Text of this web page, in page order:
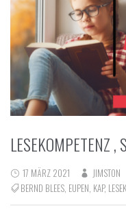
LESEKOMPETENZ
17 MÄRZ 2021 JIMSTON
BERND BLEES, EUPEN, KAP,